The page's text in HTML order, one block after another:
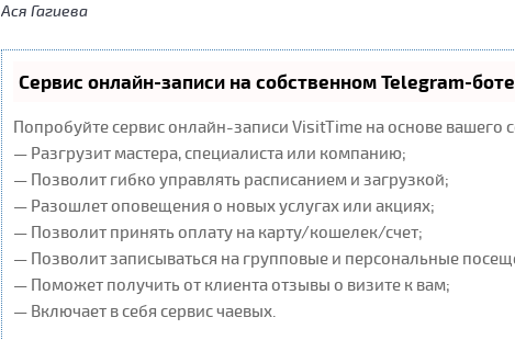
Ася Гагиева
Сервис онлайн-записи на собственном Telegram-боте
Попробуйте сервис онлайн-записи VisitTime на основе вашего
— Разгрузит мастера, специалиста или компанию;
— Позволит гибко управлять расписанием и загрузкой;
— Разошлет оповещения о новых услугах или акциях;
— Позволит принять оплату на карту/кошелек/счет;
— Позволит записываться на групповые и персональные
— Поможет получить от клиента отзывы о визите к вам;
— Включает в себя сервис чаевых.